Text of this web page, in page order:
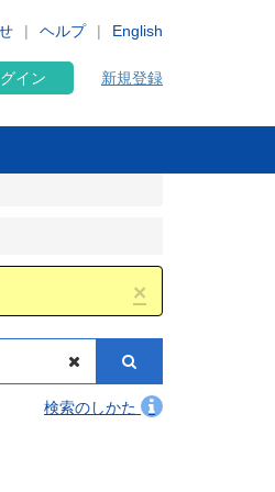
English
ヘルプ
イン 新規登録
×
検索のしかた